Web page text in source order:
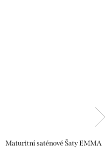
Maturitní saténové Šaty EMMA